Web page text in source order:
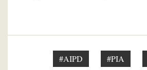
#AIPD #PIA